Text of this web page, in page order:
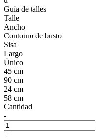
Guía de talles
Talle
Ancho
Contorno de busto
Sisa
Largo
Único
45 cm
90 cm
24 cm
58 cm
Cantidad
-
+